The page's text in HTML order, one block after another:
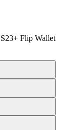
Flip Wallet